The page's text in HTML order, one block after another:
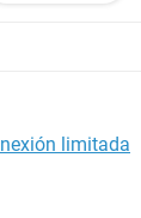
limitada